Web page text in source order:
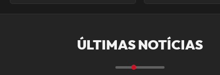
ÚLTIMAS NOTÍCIAS